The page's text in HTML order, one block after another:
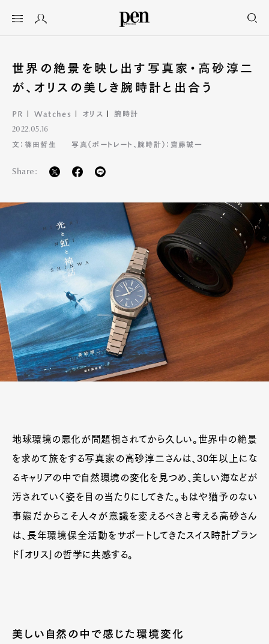
世界の絶景を映し出す写真家・高砂淳二
が、オリスの美しき腕時計と出合う
PR Watches オリス 腕時計
2022.05.16
文：篠田哲生
写真（ポートレート、腕時計）：齋藤誠一
Share:
地球環境の悪化が問題視されてから久しい。世界中の絶景
を求めて旅をする写真家の高砂淳二さんは、30年以上にな
るキャリアの中で自然環境の変化を見つめ、美しい海などが
汚されていく姿を目の当たりにしてきた。もはや猶予のない
事態だからこそ人々が意識を変えるべきと考える高砂さん
は、長年環境保全活動をサポートしてきたスイス時計ブラン
ド「オリス」の哲学に共感する。
美しい自然の中で感じた環境変化